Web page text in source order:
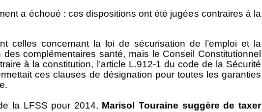
a échoué : ces dispositions ont été jugées contraires à la
celles concernant la loi de sécurisation de l’emploi et la
des complémentaires santé, mais le Conseil Constitutionnel
à la constitution, l’article L.912-1 du code de la Sécurité
ces clauses de désignation pour toutes les garanties
la LFSS pour 2014, Marisol Touraine suggère de taxer